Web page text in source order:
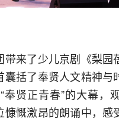
来了少儿京剧《梨园
括了奉贤人文精神与
贤正青春”的大幕，
慨激昂的朗诵中，感